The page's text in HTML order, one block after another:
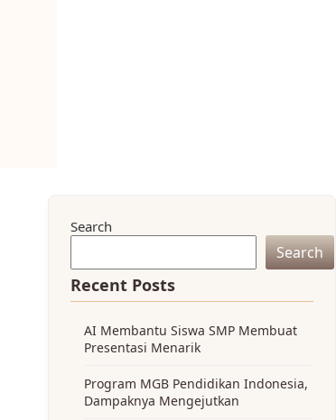
Search
Search
Recent Posts
AI Membantu Siswa SMP Membuat
Presentasi Menarik
Program MGB Pendidikan Indonesia,
Dampaknya Mengejutkan